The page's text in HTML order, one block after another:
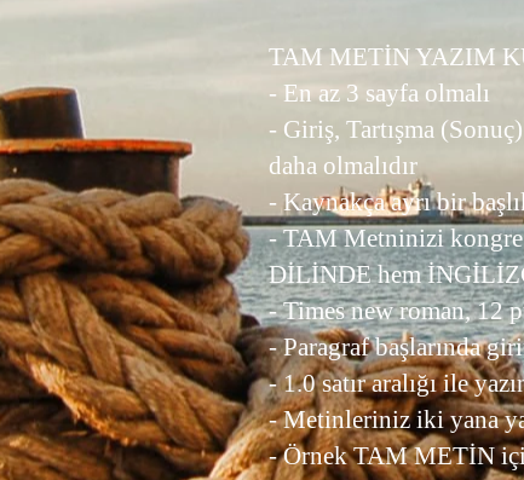
TAM METİN YAZIM
- En az 3 sayfa olmalı
- Giriş, Tartışma
daha olmalıdır
- Kaynakça ayrı bir
- TAM Metninizi
DİLİNDE hem
- Times new roman, 12
- Paragraf başlarında
- 1.0 satır aralığı ile
- Metinleriniz iki yana
- Örnek TAM METİN